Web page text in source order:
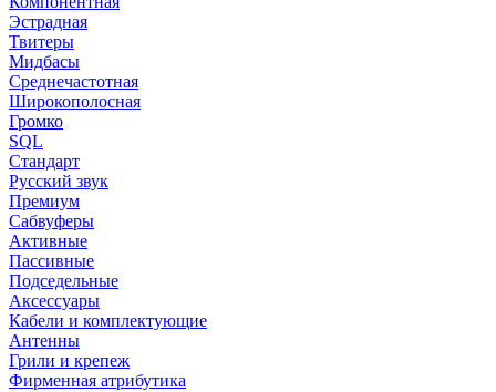
Эстрадная
Твитеры
Мидбасы
Среднечастотная
Широкополосная
Громко
SQL
Стандарт
Русский звук
Премиум
Сабвуферы
Активные
Пассивные
Подседельные
Аксессуары
Кабели и комплектующие
Антенны
Грили и крепеж
Фирменная атрибутика